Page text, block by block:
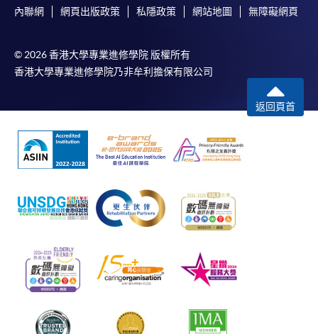
內聯網 網頁出版政策 私隱政策 網站地圖 無障礙網頁
© 2026 香港大學專業進修學院 版權所有
香港大學專業進修學院乃非牟利擔保有限公司
返回頁首